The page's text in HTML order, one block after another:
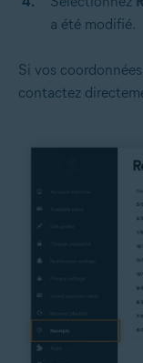
a été modifié.
Si vos
contactez